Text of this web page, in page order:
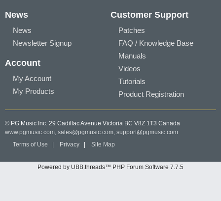
News
News
Newsletter Signup
Account
My Account
My Products
Customer Support
Patches
FAQ / Knowledge Base
Manuals
Videos
Tutorials
Product Registration
© PG Music Inc. 29 Cadillac Avenue Victoria BC V8Z 1T3 Canada
www.pgmusic.com; sales@pgmusic.com; support@pgmusic.com
Terms of Use
Privacy Site Map
Powered by UBB.threads™ PHP Forum Software 7.7.5